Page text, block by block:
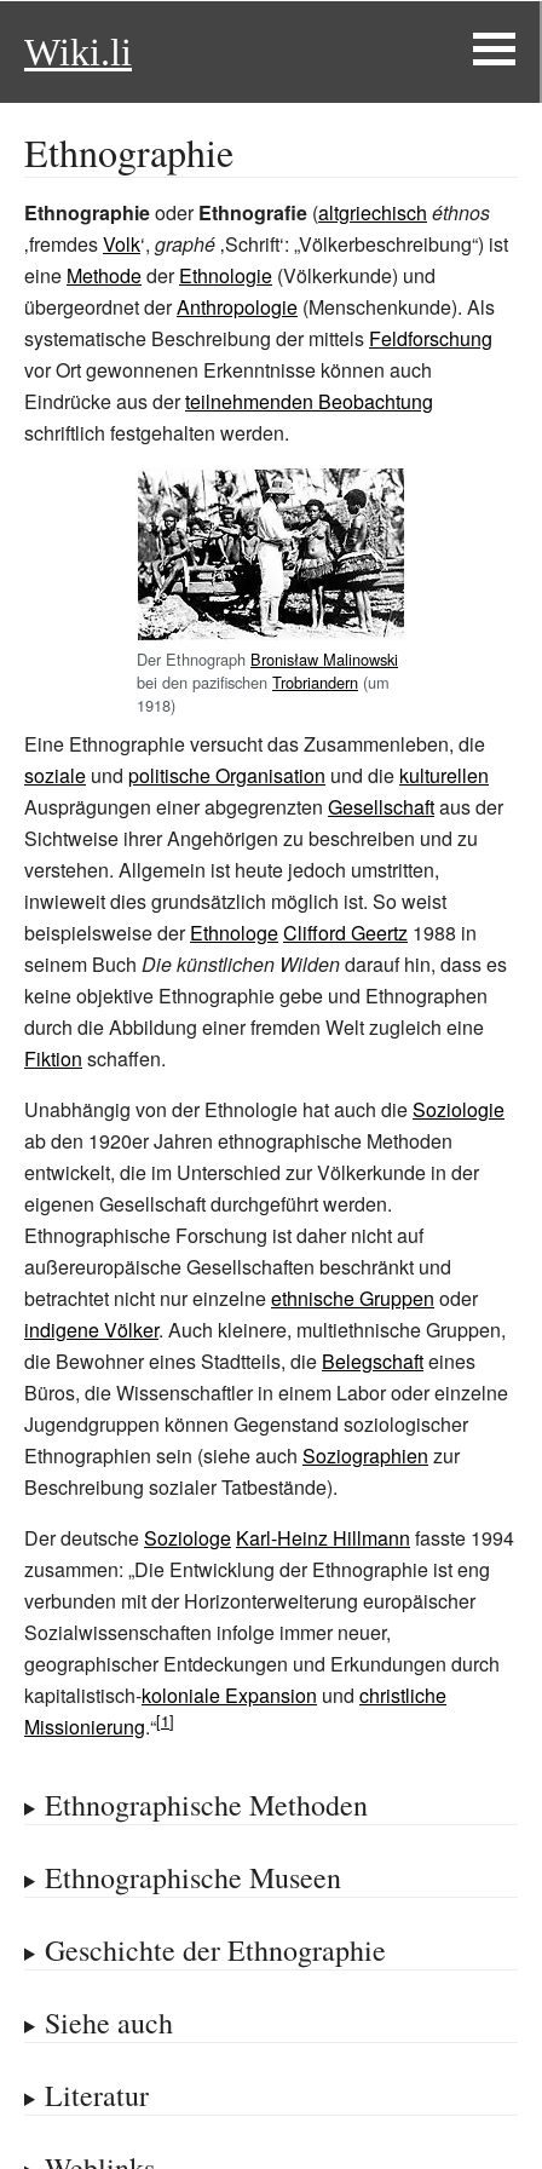
Wiki.li
Ethnographie
EthnographieoderEthnografie (altgriechisch éthnos
‚fremdesVolk‘, graphé ‚Schrift‘: „Völkerbeschreibung“) ist
eine MethodederEthnologie (Völkerkunde) und
übergeordnet derAnthropologie (Menschenkunde). Als
systematische Beschreibung der mittels Feldforschung
vor Ort gewonnenen Erkenntnisse können auch
Eindrücke aus derteilnehmenden Beobachtung
schriftlich festgehalten werden.
Der Ethnograph Bronisław Malinowski
bei den pazifischen Trobriandern (um
1918)
Eine Ethnographie versucht das Zusammenleben, die
soziale und politische Organisation und die kulturellen
Ausprägungen einer abgegrenzten Gesellschaftaus der
Sichtweise ihrer Angehörigen zu beschreiben und zu
verstehen. Allgemein ist heute jedoch umstritten,
inwieweit dies grundsätzlich möglich ist. So weist
beispielsweise derEthnologeClifford Geertz 1988 in
seinem Buch Die künstlichen Wildendarauf hin, dass es
keine objektive Ethnographie gebe und Ethnographen
durch die Abbildung einer fremden Welt zugleich eine
Fiktion schaffen.
Unabhängig von der Ethnologie hat auch dieSoziologie
ab den 1920er Jahren ethnographische Methoden
entwickelt, die im Unterschied zur Völkerkunde in der
eigenen Gesellschaft durchgeführt werden.
Ethnographische Forschung ist daher nicht auf
außereuropäische Gesellschaften beschränkt und
betrachtet nicht nur einzelneethnische Gruppen oder
indigene Völker. Auch kleinere, multiethnische Gruppen,
die Bewohner eines Stadtteils, die Belegschafteines
Büros, die Wissenschaftler in einem Labor oder einzelne
Jugendgruppen können Gegenstand soziologischer
Ethnographien sein (siehe auch Soziographien zur
Beschreibung sozialer Tatbestände).
Der deutscheSoziologe Karl-Heinz Hillmann fasste 1994
zusammen: „Die Entwicklung der Ethnographie ist eng
verbunden mit der Horizonterweiterung europäischer
Sozialwissenschaften infolge immer neuer,
geographischer Entdeckungen und Erkundungen durch
kapitalistisch-koloniale Expansion und christliche
Missionierung.“
Ethnographische Methoden
Ethnographische Museen
Geschichte der Ethnographie
Siehe auch
Literatur